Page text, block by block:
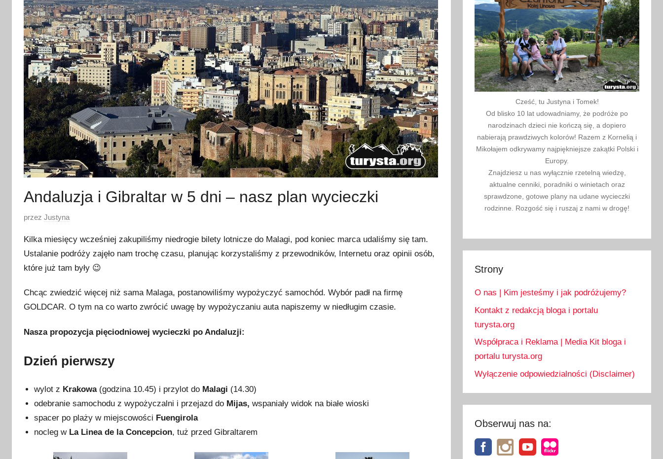
Andaluzja i Gibraltar w 5 dni – nasz plan wycieczki
O
u
b
l
k
o
a
o
przez Justyna
Kilka miesięcy wcześniej zakupiliśmy niedrogie bilety lotnicze do Malagi, pod koniec marca udaliśmy się tam.
Ustalanie podróży zajęło nam trochę czasu, planując korzystaliśmy z przewodników, Internetu oraz opinii osób,
które już tam były 😉
Chcąc zwiedzić więcej niż sama Malaga, postanowiliśmy wypożyczyć samochód. Wybór padł na firmę
GOLDCAR. O tym na co warto zwrócić uwagę by wypożyczaniu auta napiszemy w niedługim czasie.
Nasza propozycja pięciodniowej wycieczki po Andaluzji:
Dzień pierwszy
wylot z Krakowa(godzina 10.45) i przylot do Malagi (14.30)
odebranie samochodu z wypożyczalni i przejazd do Mijas,wspaniały widok na białe wioski
spacer po plaży w miejscowości Fuengirola
nocleg w La Linea de la Concepcion, tuż przed Gibraltarem
Cześć, tu Justyna i Tomek!
Od blisko 10 lat udowadniamy, że podróże po
narodzinach dzieci nie kończą się, a dopiero
nabierają prawdziwych kolorów! Razem z Kornelią i
Mikołajem odkrywamy najpiękniejsze zakątki Polski i
Europy.
Znajdziesz u nas wyłącznie rzetelną wiedzę,
aktualne cenniki, poradniki o winietach oraz
sprawdzone, gotowe plany na udane wycieczki
rodzinne. Rozgość się i ruszaj z nami w drogę!
Strony
O nas | Kim jesteśmy i jak podróżujemy?
Kontakt z redakcją bloga i portalu
turysta.org
Współpraca i Reklama | Media Kit bloga i
portalu turysta.org
Wyłączenie odpowiedzialności (Disclaimer)
Obserwuj nas na: